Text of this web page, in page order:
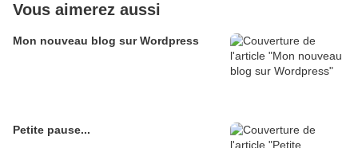
Vous aimerez aussi
Mon nouveau blog sur Wordpress
Petite pause...